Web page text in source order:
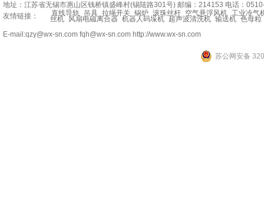
地址：江苏省无锡市惠山区钱桥镇盛峰村(锡陆路301号) 邮编：214153 电话：
友情链接：
直线导轨 吊具 拉绳开关 锅炉 滚珠丝杆 空气悬浮风机 工业冷气
丝机 风扇电磁离合器 机器人码垛机 超声波清洗机 输送机 色母粒
E-mail:qzy@wx-sn.com fqh@wx-sn.com http://www.wx-sn.com
苏公网安备